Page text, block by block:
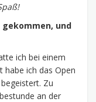
und
ich bei einem
habe ich das Open
Zu
an der